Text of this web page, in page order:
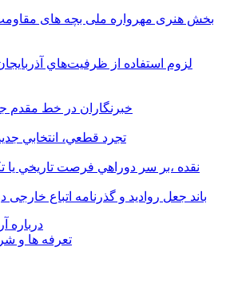
بخش هنری مهرواره ملی بچه های مقاومت
لزوم استفاده از ظرفيت‌هاي
خبرنگاران در خط مقدم
تجرد قطعي، انتخابي
نقده ،بر سر دوراهي فرصت تاريخي
باند جعل روادید و گذرنامه اتباع
درباره
تعرفه ها و